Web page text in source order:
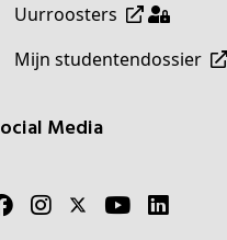
Uurroosters
Mijn studentendossier
Social Media